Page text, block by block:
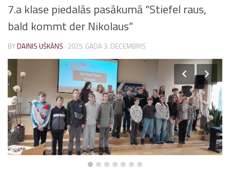
7.a klase piedalās pasākumā “Stiefel raus,
bald kommt der Nikolaus”
BY DAINIS UŠKĀNS · 2025. GADA 3. DECEMBRIS